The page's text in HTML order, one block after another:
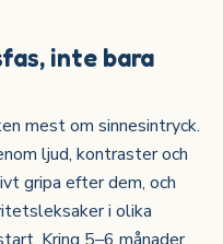
inte bara
mest om sinnesintryck.
ljud, kontraster och
gripa efter dem, och
i olika